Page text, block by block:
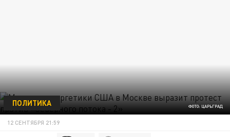
ФОТО: ЦАРЬГРАД
ПОЛИТИКА
12 СЕНТЯБРЯ 21:59